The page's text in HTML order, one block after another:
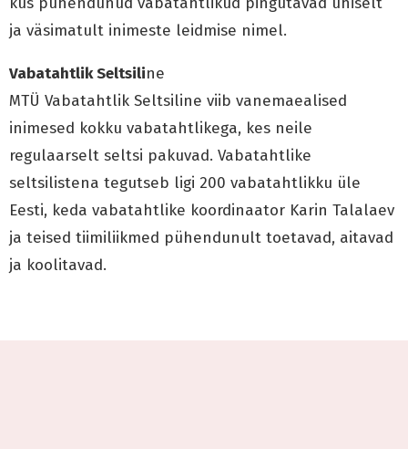
ja väsimatult inimeste leidmise nimel.
Vabatahtlik Seltsiline
MTÜ Vabatahtlik Seltsiline viib vanemaealised
inimesed kokku vabatahtlikega, kes neile
regulaarselt seltsi pakuvad. Vabatahtlike
seltsilistena tegutseb ligi 200 vabatahtlikku üle
Eesti, keda vabatahtlike koordinaator Karin Talalaev
ja teised tiimiliikmed pühendunult toetavad, aitavad
ja koolitavad.